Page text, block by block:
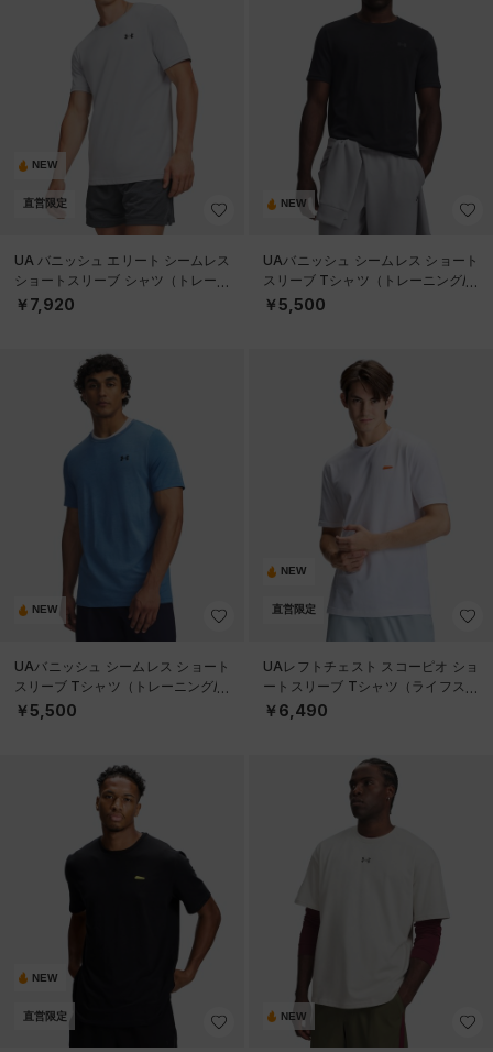
NEW
直営限定
UA バニッシュ エリート シームレス
ショートスリーブ シャツ（トレーニ
ング/MEN）
￥7,920
NEW
UAバニッシュ シームレス ショート
スリーブ Tシャツ（トレーニング/M
EN）
￥5,500
NEW
UAバニッシュ シームレス ショート
スリーブ Tシャツ（トレーニング/M
EN）
￥5,500
NEW
直営限定
UAレフトチェスト スコーピオ ショ
ートスリーブ Tシャツ（ライフスタ
イル/MEN）
￥6,490
NEW
直営限定 NEW